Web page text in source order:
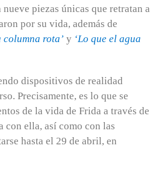
piezas únicas que retratan a
por su vida, además de
columna rota’ y ‘Lo que el agua
dispositivos de realidad
Precisamente, es lo que se
de la vida de Frida a través de
con ella, así como con las
hasta el 29 de abril, en